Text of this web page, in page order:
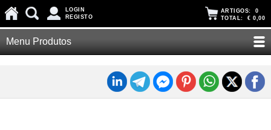
LOGIN
REGISTO
ARTIGOS: 0
TOTAL: € 0,00
Menu Produtos